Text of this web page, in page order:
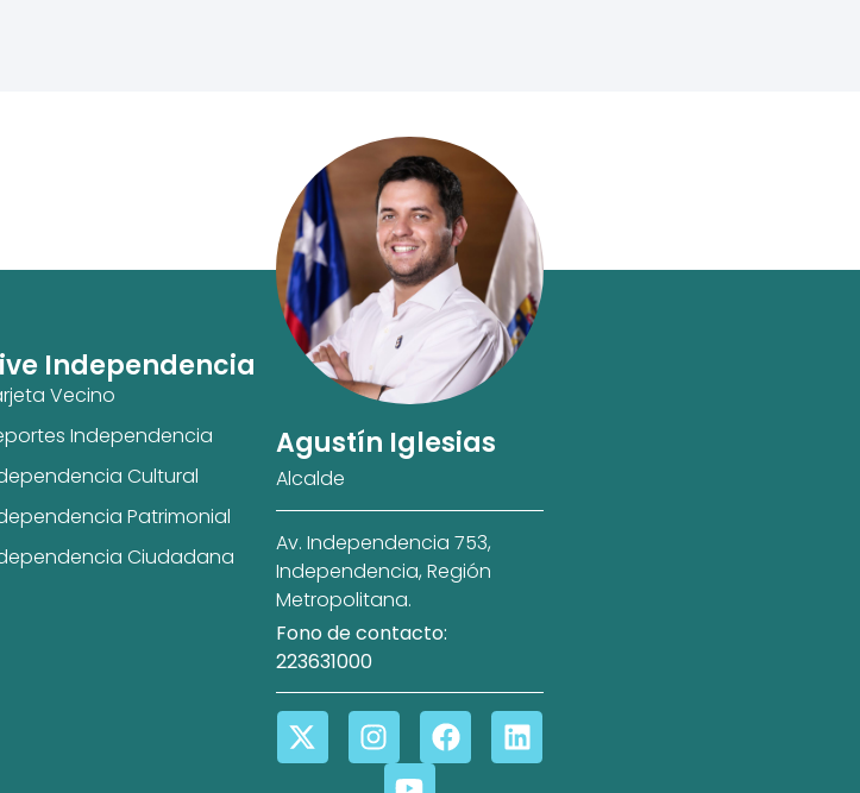
Independencia
Vecino
Independencia
Cultural
Patrimonial
Ciudadana
Agustín Iglesias
Alcalde
Av. Independencia 753,
Independencia, Región
Metropolitana.
Fono de contacto:
223631000